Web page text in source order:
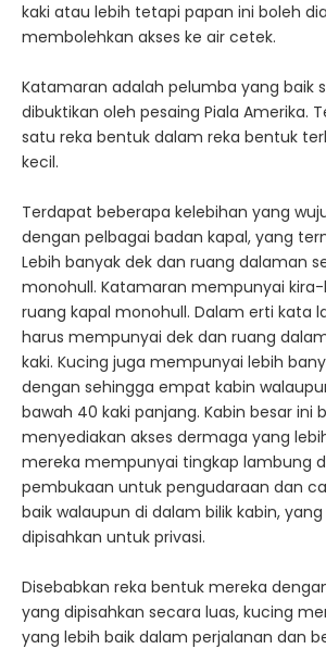
kaki atau lebih tetapi papan ini boleh
membolehkan akses ke air cetek.
Katamaran adalah pelumba yang baik
dibuktikan oleh pesaing Piala Amerika.
satu reka bentuk dalam reka bentuk
kecil.
Terdapat beberapa kelebihan yang
dengan pelbagai badan kapal, yang
Lebih banyak dek dan ruang dalaman
monohull. Katamaran mempunyai kira-
ruang kapal monohull. Dalam erti kata
harus mempunyai dek dan ruang
kaki. Kucing juga mempunyai lebih
dengan sehingga empat kabin
bawah 40 kaki panjang. Kabin besar ini
menyediakan akses dermaga yang
mereka mempunyai tingkap lambung
pembukaan untuk pengudaraan dan
baik walaupun di dalam bilik kabin,
dipisahkan untuk privasi.
Disebabkan reka bentuk mereka
yang dipisahkan secara luas, kucing
yang lebih baik dalam perjalanan dan